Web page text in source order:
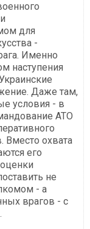
для
-
Именно
наступения
Даже там,
условия - в
АТО
охвата
его
не
- а
врагов - с